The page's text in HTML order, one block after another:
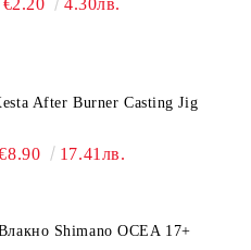
€2.20 4.30лв.
After Burner Casting Jig
17.41лв.
Shimano OCEA 17+